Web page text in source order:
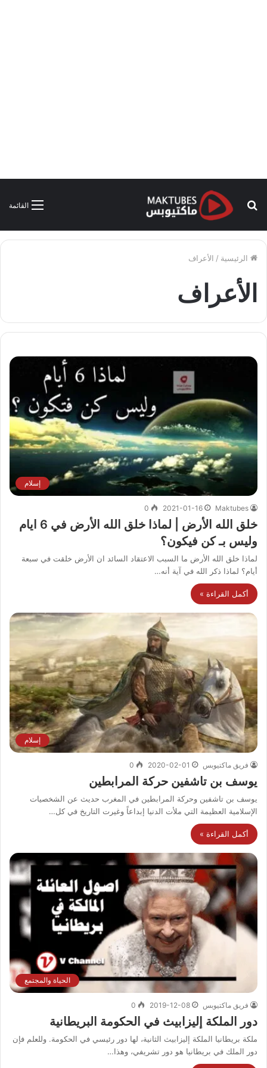
القائمة
بحث
الرئيسية / الأعراف
الأعراف
إسلام
Maktubes
2021-01-16
0
خلق الله الأرض | لماذا خلق الله الأرض في 6 ايام
وليس بـ كن فيكون؟
لماذا خلق الله الأرض ما السبب الاعتقاد السائد ان الأرض خلقت في سبعة
أيام؟ لماذا ذكر الله في آية أنه…
أكمل القراءة »
إسلام
فريق ماكتيوبس 2020-02-01
0
يوسف بن تاشفين حركة المرابطين
يوسف بن تاشفين وحركة المرابطين في المغرب حديث عن الشخصيات
الإسلامية العظيمة التي ملأت الدنيا إبداعاً وغيرت التاريخ في كل…
أكمل القراءة »
الحياة والمجتمع
فريق ماكتيوبس 2019-12-08
0
دور الملكة إليزابيث في الحكومة البريطانية
ملكة بريطانيا الملكة إليزابيث الثانية، لها دور رئيسي في الحكومة. وللعلم فإن
دور الملك في بريطانيا هو دور تشريفي، وهذا…